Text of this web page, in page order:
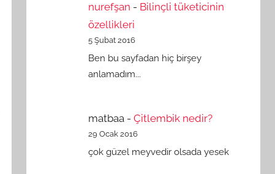
nurefşan - Bilinçli tüketicinin
özellikleri
5 Şubat 2016
Ben bu sayfadan hiç birşey
anlamadım...
matbaa- Çitlembik nedir?
29 Ocak 2016
çok güzel meyvedir olsada yesek